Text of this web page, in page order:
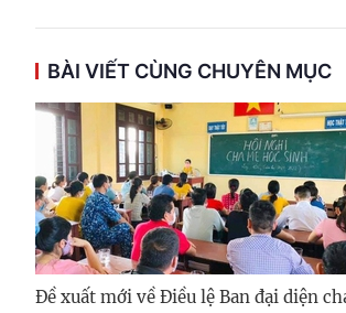
BÀI VIẾT CÙNG CHUYÊN MỤC
Đề xuất mới về Điều lệ Ban đại diện